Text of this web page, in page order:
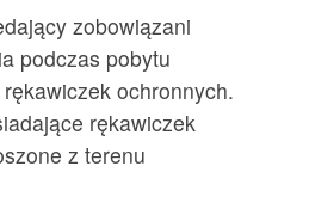
zobowiązani
podczas pobytu
ochronnych.
rękawiczek
z terenu